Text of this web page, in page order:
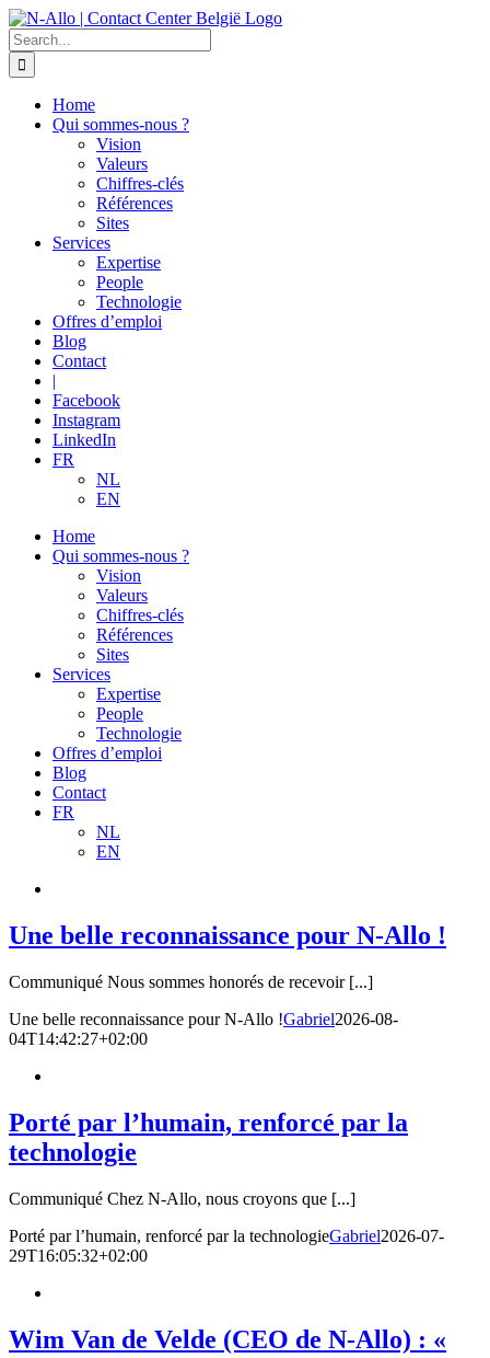
Skip
to
content
Search
for:
Home
Qui sommes-nous ?
Vision
Valeurs
Chiffres-clés
Références
Sites
Services
Expertise
People
Technologie
Offres d’emploi
Blog
Contact
|
Facebook
Instagram
LinkedIn
FR
NL
EN
Home
Qui sommes-nous ?
Vision
Valeurs
Chiffres-clés
Références
Sites
Services
Expertise
People
Technologie
Offres d’emploi
Blog
Contact
FR
NL
EN
Une belle reconnaissance pour N-Allo !
Communiqué Nous sommes honorés de recevoir [...]
Une belle reconnaissance pour N-Allo !Gabriel2026-08-
04T14:42:27+02:00
Porté par l’humain, renforcé par la
technologie
Communiqué Chez N-Allo, nous croyons que [...]
Porté par l’humain, renforcé par la technologieGabriel2026-07-
29T16:05:32+02:00
Wim Van de Velde (CEO de N-Allo) : «